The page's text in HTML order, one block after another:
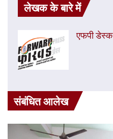
लेखक के बारे में
एफपी डेस्‍क
संबंधित आलेख